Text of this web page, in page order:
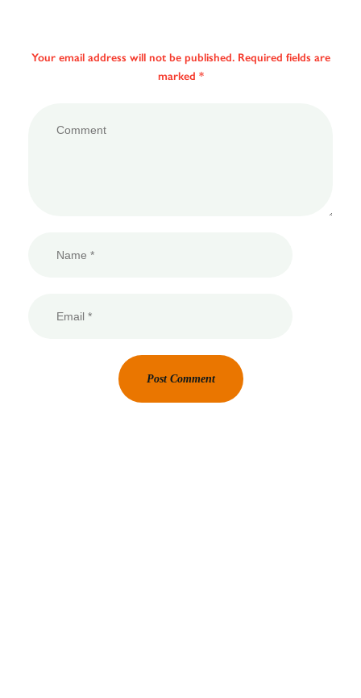
Your email address will not be published. Required fields are
marked *